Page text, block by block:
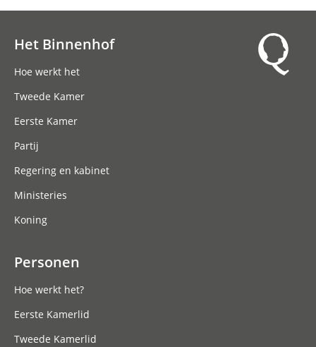
Het Binnenhof
Hoe werkt het
Tweede Kamer
Eerste Kamer
Partij
Regering en kabinet
Ministeries
Koning
Personen
Hoe werkt het?
Eerste Kamerlid
Tweede Kamerlid